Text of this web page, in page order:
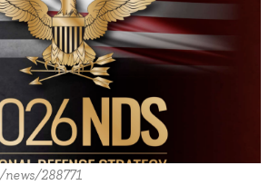
288771